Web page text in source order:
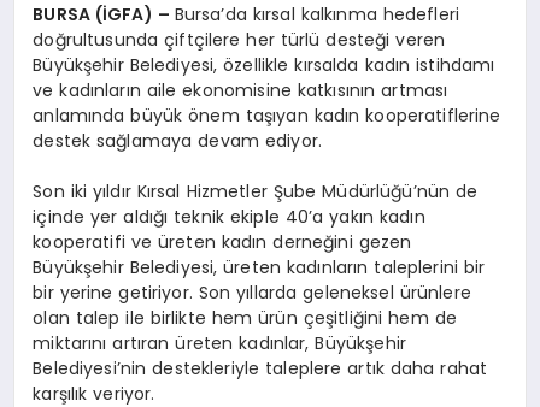
SPOR
BURSA (İGFA) – Bursa’da kırsal kalkınma hedefleri
doğrultusunda çiftçilere her türlü desteği veren
Büyükşehir Belediyesi, özellikle kırsalda kadın istihdamı
ve kadınların aile ekonomisine katkısının artması
anlamında büyük önem taşıyan kadın kooperatiflerine
destek sağlamaya devam ediyor.
Son iki yıldır Kırsal Hizmetler Şube Müdürlüğü’nün de
içinde yer aldığı teknik ekiple 40’a yakın kadın
kooperatifi ve üreten kadın derneğini gezen
Büyükşehir Belediyesi, üreten kadınların taleplerini bir
bir yerine getiriyor. Son yıllarda geleneksel ürünlere
olan talep ile birlikte hem ürün çeşitliğini hem de
miktarını artıran üreten kadınlar, Büyükşehir
Belediyesi’nin destekleriyle taleplere artık daha rahat
karşılık veriyor.